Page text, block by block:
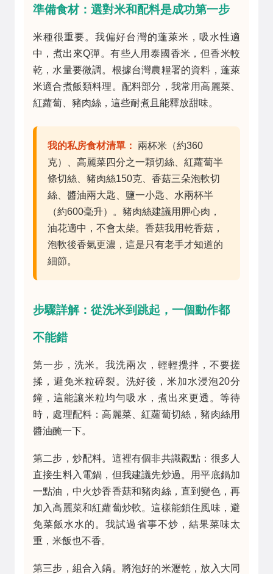
準備食材：選對米和配料是成功第一步
米種很重要。我偏好台灣的蓬萊米，吸水性適
中，煮出來Q彈。有些人用泰國香米，但香米較
乾，水量要微調。根據台灣農糧署的資料，蓬萊
米適合煮飯類料理。配料部分，我常用高麗菜、
紅蘿蔔、豬肉絲，這些耐煮且能釋放甜味。
我的私房食材清單：
兩杯米（約360
克）、高麗菜四分之一顆切絲、紅蘿蔔半
條切絲、豬肉絲150克、香菇三朵泡軟切
絲、醬油兩大匙、鹽一小匙、水兩杯半
（約600毫升）。豬肉絲建議用胛心肉，
油花適中，不會太柴。香菇我用乾香菇，
泡軟後香氣更濃，這是只有老手才知道的
細節。
步驟詳解：從洗米到跳起，一個動作都
不能錯
第一步，洗米。我洗兩次，輕輕攪拌，不要搓
揉，避免米粒碎裂。洗好後，米加水浸泡20分
鐘，這能讓米粒均勻吸水，煮出來更透。等待
時，處理配料：高麗菜、紅蘿蔔切絲，豬肉絲用
醬油醃一下。
第二步，炒配料。這裡有個非共識觀點：很多人
直接生料入電鍋，但我建議先炒過。用平底鍋加
一點油，中火炒香香菇和豬肉絲，直到變色，再
加入高麗菜和紅蘿蔔炒軟。這樣能鎖住風味，避
免菜飯水水的。我試過省事不炒，結果菜味太
重，米飯也不香。
第三步，組合入鍋。將泡好的米瀝乾，放入大同